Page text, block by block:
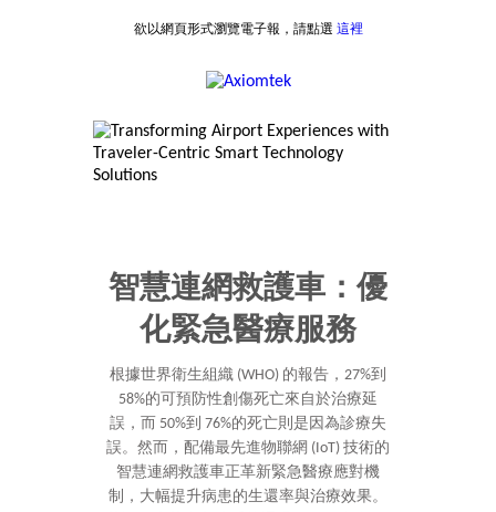
欲以網頁形式瀏覽電子報，請點選 這裡
智慧連網救護車：優
化緊急醫療服務
根據世界衛生組織 (WHO) 的報告，27%到
58%的可預防性創傷死亡來自於治療延
誤，而 50%到 76%的死亡則是因為診療失
誤。然而，配備最先進物聯網 (IoT) 技術的
智慧連網救護車正革新緊急醫療應對機
制，大幅提升病患的生還率與治療效果。